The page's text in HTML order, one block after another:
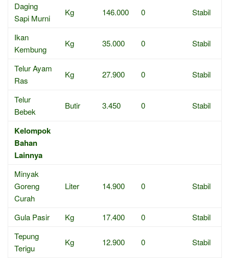
Daging
Sapi Murni
Kg 146.000 0 Stabil
Ikan
Kembung
Kg 35.000 0 Stabil
Telur Ayam
Ras
Kg 27.900 0 Stabil
Telur
Bebek
Butir 3.450 0 Stabil
Kelompok
Bahan
Lainnya
Minyak
Goreng
Curah
Liter 14.900 0 Stabil
Gula Pasir Kg 17.400 0
Stabil
Tepung
Terigu
Kg 12.900 0 Stabil